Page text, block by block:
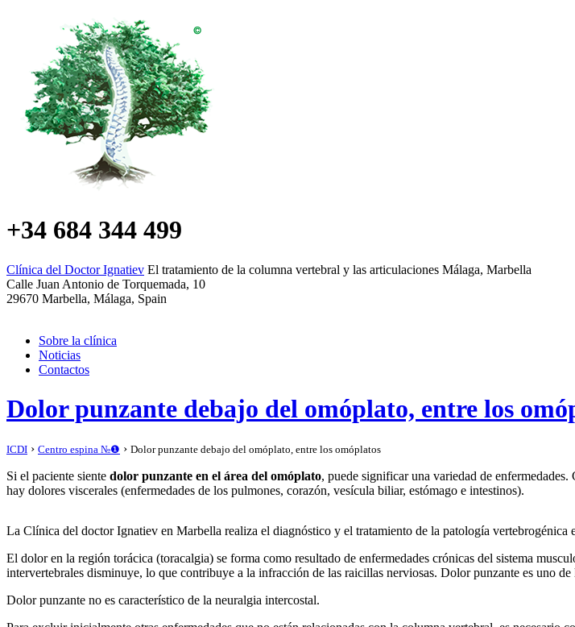
+34 684 344 499
Clínica del Doctor Ignatiev El tratamiento de la columna vertebral y las articulaciones Málaga, Marbella
Calle Juan Antonio de Torquemada, 10
29670 Marbella, Málaga, Spain
Sobre la clínica
Noticias
Contactos
Dolor punzante debajo del omóplato, entre los
ICDI › Сentro espina №❶ › Dolor punzante debajo del omóplato, entre los omóplatos
Si el paciente siente dolor punzante en el área del omóplato, puede significar una variedad de
hay dolores viscerales (enfermedades de los pulmones, corazón, vesícula biliar, estómago e intestinos).
La Clínica del doctor Ignatiev en Marbella realiza el diagnóstico y el tratamiento de la patología vertebrogénica
El dolor en la región torácica (toracalgia) se forma como resultado de enfermedades crónicas del sistema
intervertebrales disminuye, lo que contribuye a la infracción de las raicillas nerviosas. Dolor punzante es uno
Dolor punzante no es característico de la neuralgia intercostal.